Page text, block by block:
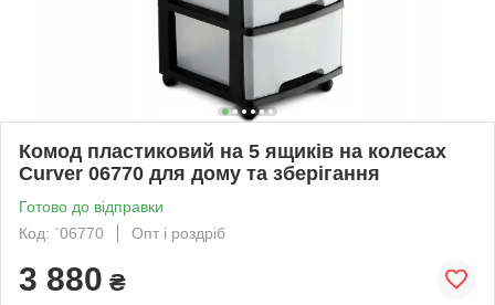
Комод пластиковий на 5 ящиків на колесах
Curver 06770 для дому та зберігання
Готово до відправки
Код: `06770
Опт і роздріб
3 880 ₴